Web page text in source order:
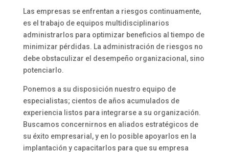
Las empresas se enfrentan a riesgos continuamente,
es el trabajo de equipos multidisciplinarios
administrarlos para optimizar beneficios al tiempo de
minimizar pérdidas. La administración de riesgos no
debe obstaculizar el desempeño organizacional, sino
potenciarlo.
Ponemos a su disposición nuestro equipo de
especialistas; cientos de años acumulados de
experiencia listos para integrarse a su organización.
Buscamos concernirnos en aliados estratégicos de
su éxito empresarial, y en lo posible apoyarlos en la
implantación y capacitarlos para que su empresa